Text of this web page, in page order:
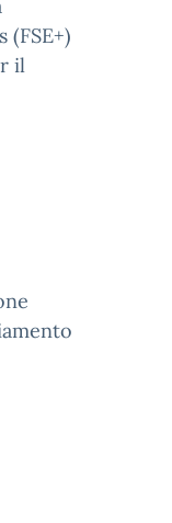
(FSE+)
il